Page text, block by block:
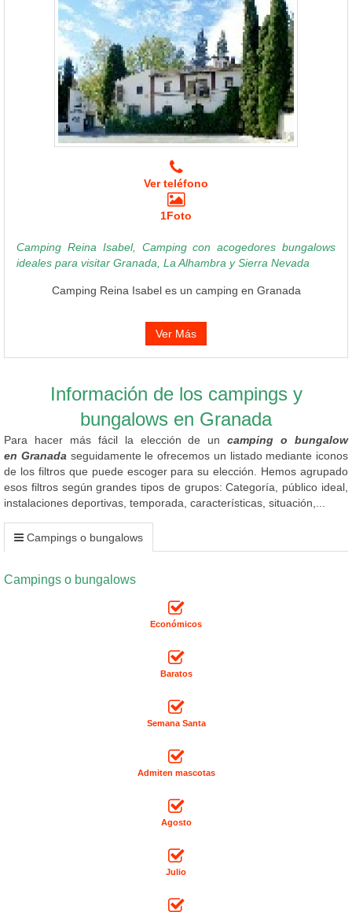
Ver teléfono
1Foto
Camping Reina Isabel, Camping con acogedores bungalows
ideales para visitar Granada, La Alhambra y Sierra Nevada
Camping Reina Isabel es un camping en Granada
Ver Más
Información de los campings y
bungalows en Granada
Para hacer más fácil la elección de uncamping o bungalow
en Granada seguidamente le ofrecemos un listado mediante iconos
de los filtros que puede escoger para su elección. Hemos agrupado
esos filtros según grandes tipos de grupos: Categoría, público ideal,
instalaciones deportivas, temporada, características, situación,...
Campings o bungalows
Campings o bungalows
Económicos
Baratos
Semana Santa
Admiten mascotas
Agosto
Julio